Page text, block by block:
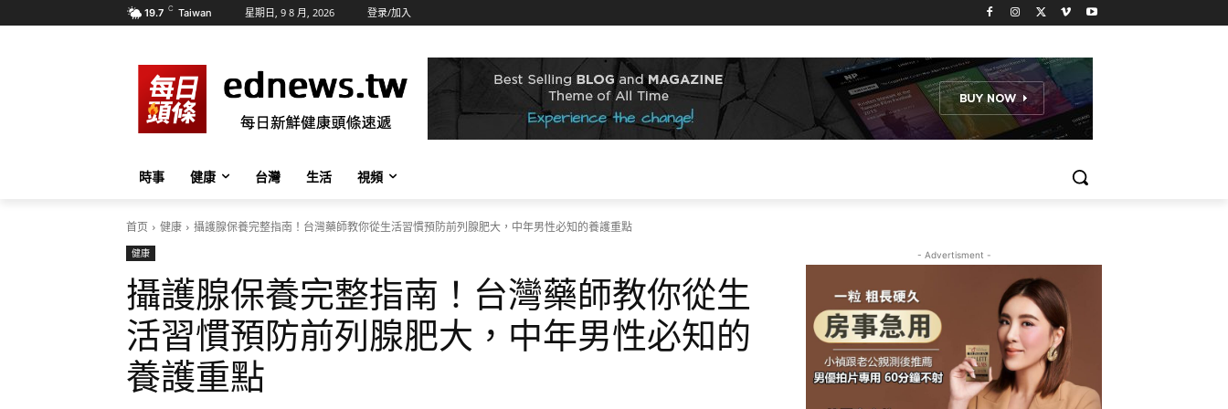
19.7 C Taiwan 星期日, 9 8 月, 2026 登录/加入
時事 健康 台灣 生活 視頻
首页 健康 攝護腺保養完整指南！台灣藥師教你從生活習慣預防前列腺肥大，中年男性必知的養護重點
健康
攝護腺保養完整指南！台灣藥師教你從生
活習慣預防前列腺肥大，中年男性必知的
養護重點
- Advertisment -